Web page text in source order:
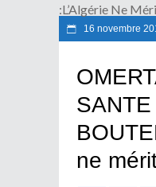
:L’Algérie Ne
16 novembre
ne